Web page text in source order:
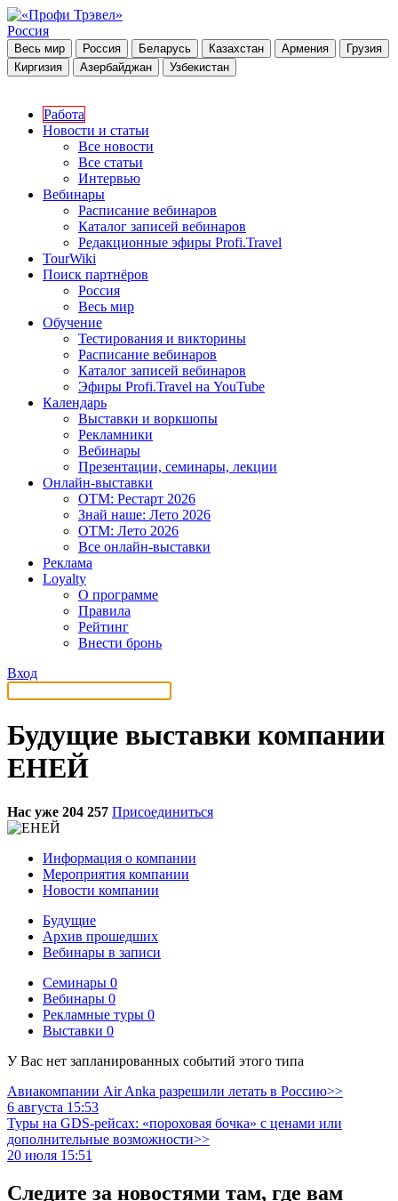
Россия
Весь мир Россия Беларусь Казахстан Армения
Грузия
Киргизия
Азербайджан Узбекистан
Работа
Новости и статьи
Все новости
Все статьи
Интервью
Вебинары
Расписание вебинаров
Каталог записей вебинаров
Редакционные эфиры Profi.Travel
TourWiki
Поиск партнёров
Россия
Весь мир
Обучение
Тестирования и викторины
Расписание вебинаров
Каталог записей вебинаров
Эфиры Profi.Travel на YouTube
Календарь
Выставки и воркшопы
Рекламники
Вебинары
Презентации, семинары, лекции
Онлайн-выставки
OTM: Рестарт 2026
Знай наше: Лето 2026
OTM: Лето 2026
Все онлайн-выставки
Реклама
Loyalty
О программе
Правила
Рейтинг
Внести бронь
Вход
Будущие выставки компании
ЕНЕЙ
Нас уже 204 257 Присоединиться
Информация о компании
Мероприятия компании
Новости компании
Будущие
Архив прошедших
Вебинары в записи
Семинары 0
Вебинары 0
Рекламные туры 0
Выставки 0
У Вас нет запланированных событий этого типа
Авиакомпании Air Anka разрешили летать в Россию>>
6 августа 15:53
Туры на GDS-рейсах: «пороховая бочка» с ценами или
дополнительные возможности>>
20 июля 15:51
Следите за новостями там, где вам